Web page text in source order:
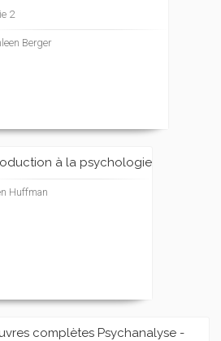
2
Berger
à la psychologie
Huffman
complètes Psychanalyse -